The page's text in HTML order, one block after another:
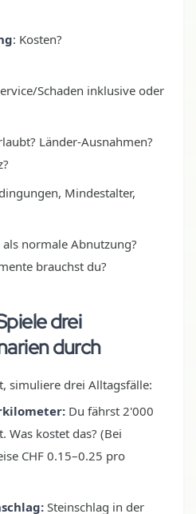
: Kosten?
Schaden inklusive oder
Länder-Ausnahmen?
Mindestalter,
als normale Abnutzung?
brauchst du?
drei
durch
simuliere drei Alltagsfälle:
Du fährst 2'000
Was kostet das? (Bei
CHF 0.15–0.25 pro
Steinschlag in der